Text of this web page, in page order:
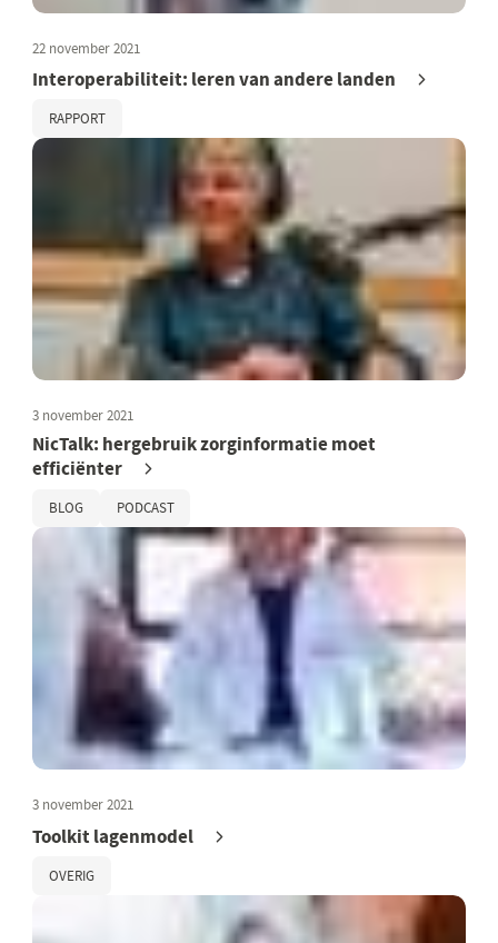
22 november 2021
Interoperabiliteit: leren van andere landen
RAPPORT
3 november 2021
NicTalk: hergebruik zorginformatie moet
efficiënter
BLOG PODCAST
3 november 2021
Toolkit lagenmodel
OVERIG